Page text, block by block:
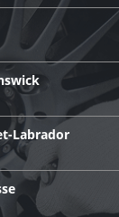
Labrador